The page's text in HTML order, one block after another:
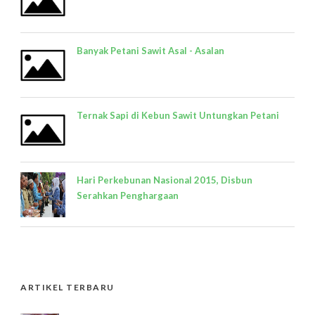
Banyak Petani Sawit Asal - Asalan
Ternak Sapi di Kebun Sawit Untungkan Petani
Hari Perkebunan Nasional 2015, Disbun
Serahkan Penghargaan
ARTIKEL TERBARU